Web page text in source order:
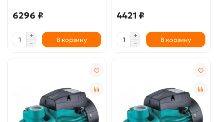
6296 ₽
В корзину
4421 ₽
В корзину